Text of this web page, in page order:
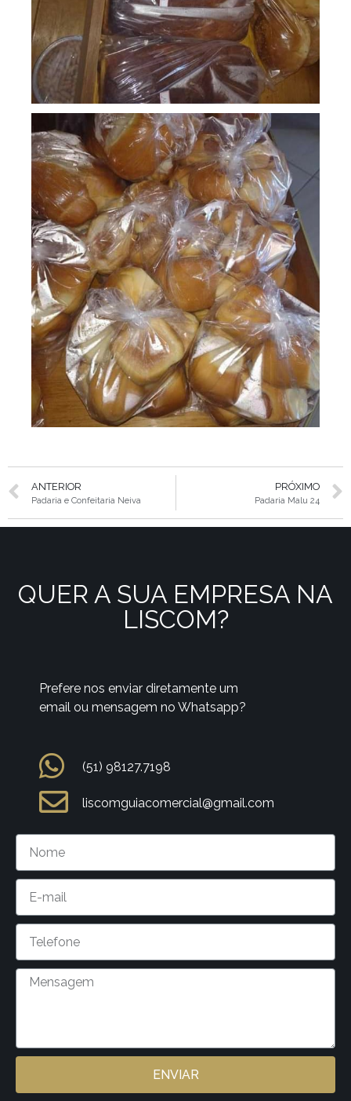
ANTERIOR
Padaria e Confeitaria Neiva
PRÓXIMO
Padaria Malu 24
QUER A SUA EMPRESA NA
LISCOM?
Prefere nos enviar diretamente um
email ou mensagem no Whatsapp?
(51) 98127.7198
liscomguiacomercial@gmail.com
ENVIAR